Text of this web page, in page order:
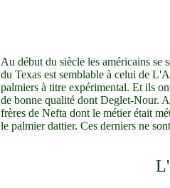
Au début du siècle les américains
du Texas est semblable à celui de
palmiers à titre expérimental. Et ils
de bonne qualité dont Deglet-Nour.
frères de Nefta dont le métier était
le palmier dattier. Ces derniers ne